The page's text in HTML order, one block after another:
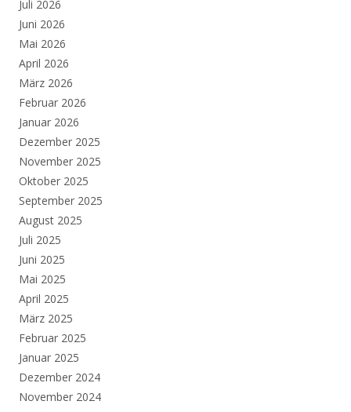
Juli 2026
Juni 2026
Mai 2026
April 2026
März 2026
Februar 2026
Januar 2026
Dezember 2025
November 2025
Oktober 2025
September 2025
August 2025
Juli 2025
Juni 2025
Mai 2025
April 2025
März 2025
Februar 2025
Januar 2025
Dezember 2024
November 2024